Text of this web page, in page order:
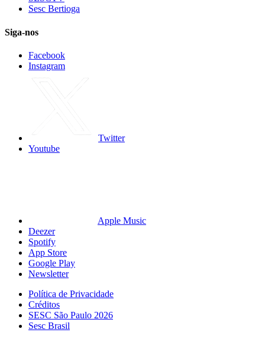
Sesc Bertioga
Siga-nos
Facebook
Instagram
Twitter
Youtube
Apple Music
Deezer
Spotify
App Store
Google Play
Newsletter
Política de Privacidade
Créditos
SESC São Paulo 2026
Sesc Brasil